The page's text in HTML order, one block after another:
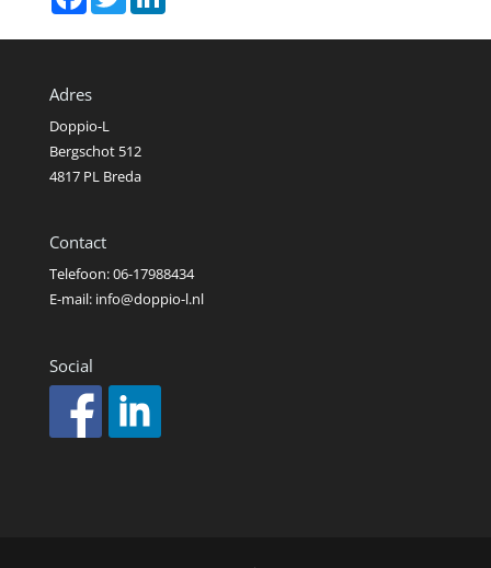
Adres
Doppio-L
Bergschot 512
4817 PL Breda
Contact
Telefoon:06-17988434
E-mail: info@doppio-l.nl
Social